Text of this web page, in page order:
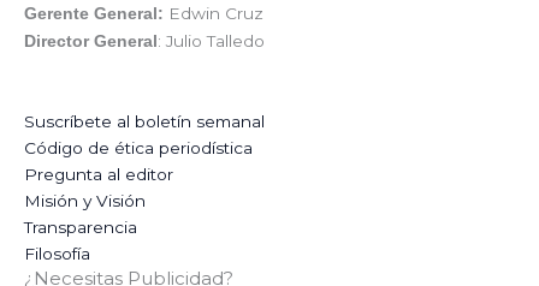
Gerente General: Edwin Cruz
Director General: Julio Talledo
Suscríbete al boletín semanal
Código de ética periodística
Pregunta al editor
Misión y Visión
Transparencia
Filosofía
¿Necesitas Publicidad?